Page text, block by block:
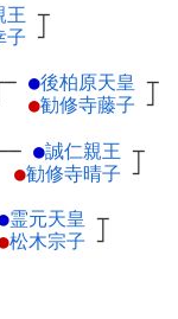
王 ┬
子 ┘
─ ●後柏原天皇 ┬
●勧修寺藤子 ┘
●誠仁親王 ┬
●勧修寺晴子 ┘
霊元天皇 ┬
松木宗子 ┘